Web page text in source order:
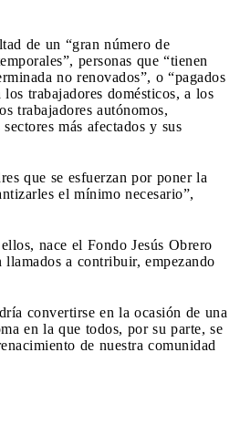
de un “gran número de
personas que “tienen
no renovados”, o “pagados
trabajadores domésticos, a los
trabajadores autónomos,
más afectados y sus
que se esfuerzan por poner la
el mínimo necesario”,
nace el Fondo Jesús Obrero
a contribuir, empezando
convertirse en la ocasión de una
en la que todos, por su parte, se
de nuestra comunidad